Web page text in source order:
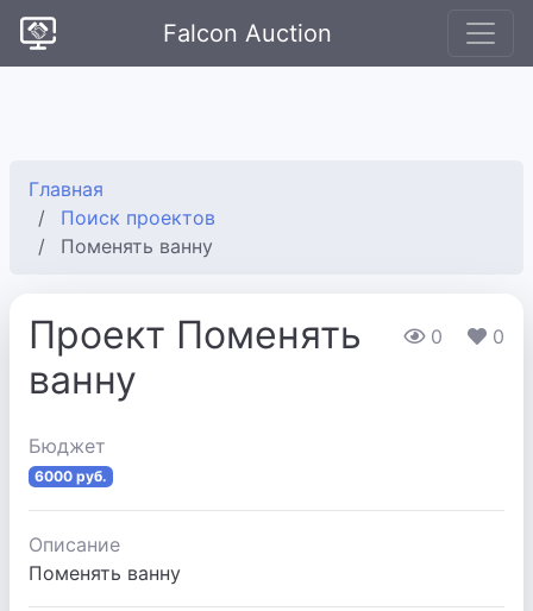
Falcon Auction
Главная
Поиск проектов
Поменять ванну
0 0
Проект Поменять
ванну
Бюджет
6000 руб.
Описание
Поменять ванну